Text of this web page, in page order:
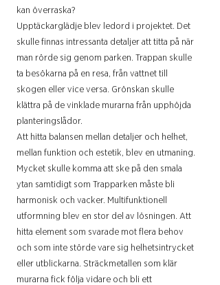
kan överraska?
Upptäckarglädje blev ledord i projektet. Det
skulle finnas intressanta detaljer att titta på när
man rörde sig genom parken. Trappan skulle
ta besökarna på en resa, från vattnet till
skogen eller vice versa. Grönskan skulle
klättra på de vinklade murarna från upphöjda
planteringslådor.
Att hitta balansen mellan detaljer och helhet,
mellan funktion och estetik, blev en utmaning.
Mycket skulle komma att ske på den smala
ytan samtidigt som Trapparken måste bli
harmonisk och vacker. Multifunktionell
utformning blev en stor del av lösningen. Att
hitta element som svarade mot flera behov
och som inte störde vare sig helhetsintrycket
eller utblickarna. Sträckmetallen som klär
murarna fick följa vidare och bli ett